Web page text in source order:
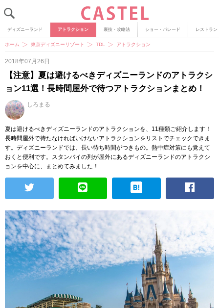
ディズニーランド アトラクション 裏技・攻略法 ショー・パレード レストラン
ホーム 東京ディズニーリゾート TDL アトラクション
2018年07月26日
【注意】夏は避けるべきディズニーランドのアトラクシ
ョン11選！長時間屋外で待つアトラクションまとめ！
しろまる
夏は避けるべきディズニーランドのアトラクションを、11種類ご紹介します！
長時間屋外で待たなければいけないアトラクションをリストでチェックできま
す。ディズニーランドでは、長い待ち時間がつきもの。熱中症対策にも覚えて
おくと便利です。スタンバイの列が屋外にあるディズニーランドのアトラクシ
ョンを中心に、まとめてみました！